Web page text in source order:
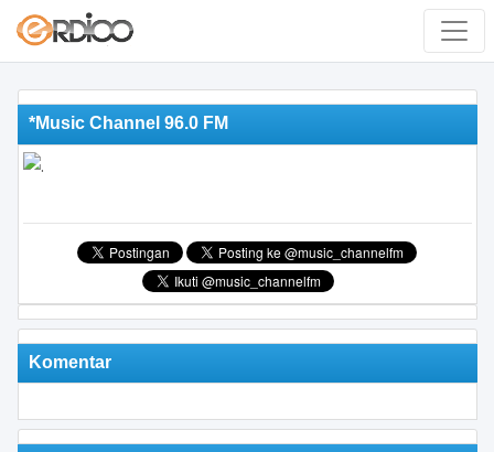
*Music Channel 96.0 FM
Komentar